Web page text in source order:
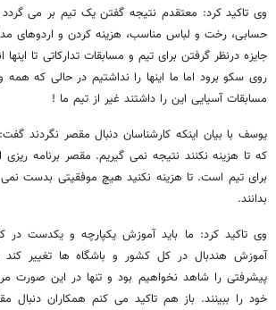
وی تاکید کرد: معتقدم نتیجه گفتن یک تیم بر می
حسابی، رخت و لباس مناسب، هزینه کردن و اردوهای
جایزه درنظر گرفتن برای تیم و مسابقات تدارکاتی تا اینها
روی سکو برود اما ما اینها را نداشتیم در حالی که
مسابقات آسیایی این را داشتند غیر از تیم ما !
یوسف با بیان اینکه کارشناسان دنبال مقصر نگردند
که تا هزینه نکنند نتیجه نمی گیریم. مقصر برنامه
برای تیم است. تا هزینه نکنید هیچ موفقیتی بدست نمی
بدانند.
وی تاکید کرد: ما باید آموزش یکپارچه و یکدست
آموزش هندبال در کل کشور و باشگاه ها تغییر کند
پیشرفتی را شاهد نخواهیم بود و تنها در این صورت
خود را ببینند. باز هم تاکید می کنم همکاران دنبال